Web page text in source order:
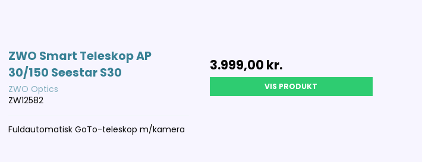
ZWO Smart Teleskop AP
30/150 Seestar S30
ZWO Optics
ZW12582
Fuldautomatisk GoTo-teleskop m/kamera
3.999,00 kr.
VIS PRODUKT